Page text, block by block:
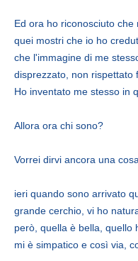
Ed ora ho riconosciuto
quei mostri che io ho
che l'immagine di me
disprezzato, non rispettato
Ho inventato me stesso in
Allora ora chi sono?
Vorrei dirvi ancora una
ieri quando sono arrivato
grande cerchio, vi ho
però, quella è bella, quello
mi è simpatico e così via,